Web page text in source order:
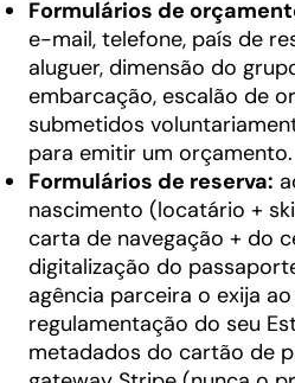
Formulários de
e-mail, telefone, país de
aluguer, dimensão do
embarcação, escalão de
submetidos
para emitir um orçamento.
Formulários de reserva:
nascimento (locatário +
carta de navegação + do
digitalização do
agência parceira o exija
regulamentação do seu
metadados do cartão de